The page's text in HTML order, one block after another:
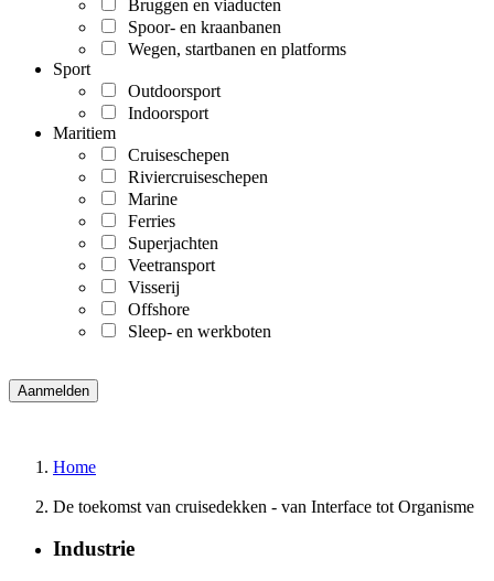
Bruggen en viaducten
Spoor- en kraanbanen
Wegen, startbanen en platforms
Sport
Outdoorsport
Indoorsport
Maritiem
Cruiseschepen
Riviercruiseschepen
Marine
Ferries
Superjachten
Veetransport
Visserij
Offshore
Sleep- en werkboten
Home
De toekomst van cruisedekken - van Interface tot Organisme
Industrie